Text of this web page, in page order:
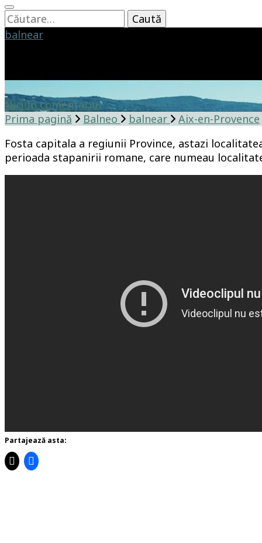
Caută
după:
balnear
Niciun comentariula
Aix-
Provence
Prima pagină Balneo balnear
Aix-en-Provence
Fosta capitala a regiunii Province, astazi
perioada stapanirii romane, care numeau
Partajează asta: